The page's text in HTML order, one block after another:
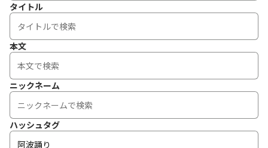
タイトル
本文
ニックネーム
ハッシュタグ